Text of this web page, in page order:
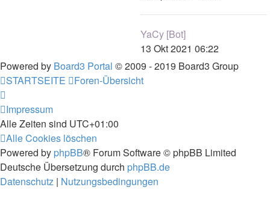
YaCy [Bot]
13 Okt 2021 06:22
Powered by Board3 Portal © 2009 - 2019 Board3 Group
STARTSEITE
Foren-Übersicht
Impressum
Alle Zeiten sind UTC+01:00
Alle Cookies löschen
Powered by phpBB® Forum Software © phpBB Limited
Deutsche Übersetzung durch phpBB.de
Datenschutz | Nutzungsbedingungen